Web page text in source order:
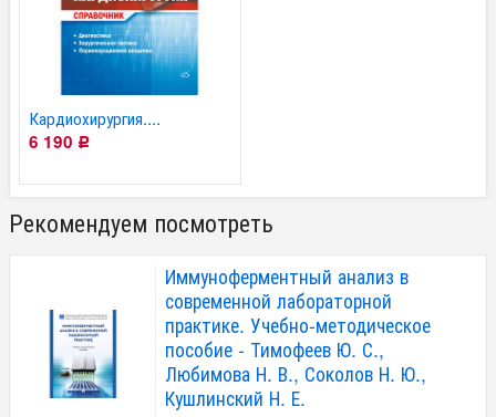
Кардиохирургия....
6 190 Р
Рекомендуем посмотреть
Иммуноферментный анализ в
современной лабораторной
практике. Учебно-методическое
пособие - Тимофеев Ю. С.,
Любимова Н. В., Соколов Н. Ю.,
Кушлинский Н. Е.